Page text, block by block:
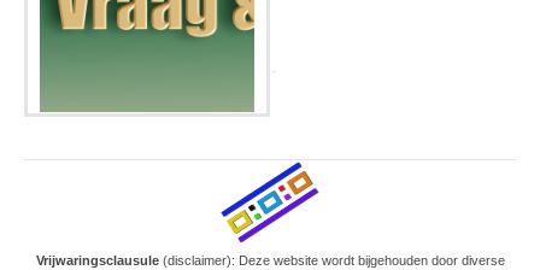
Vrijwaringsclausule(disclaimer): Deze website wordt bijgehouden door diverse